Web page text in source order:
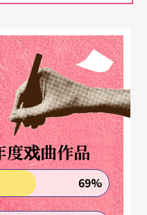
歌谣，快乐时分享一
分担。这是多美的世
度戏曲作品
69%